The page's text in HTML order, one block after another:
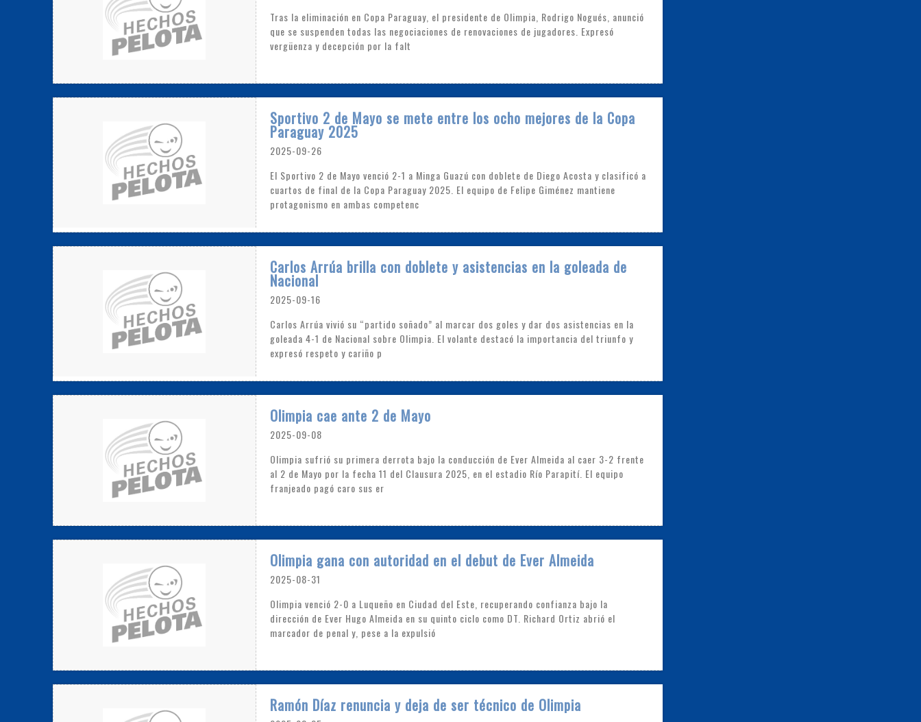
Tras la eliminación en Copa Paraguay, el presidente de Olimpia, Rodrigo Nogués, anunció
que se suspenden todas las negociaciones de renovaciones de jugadores. Expresó
vergüenza y decepción por la falt
Sportivo 2 de Mayo se mete entre los ocho mejores de la Copa
Paraguay 2025
2025-09-26
El Sportivo 2 de Mayo venció 2-1 a Minga Guazú con doblete de Diego Acosta y clasificó a
cuartos de final de la Copa Paraguay 2025. El equipo de Felipe Giménez mantiene
protagonismo en ambas competenc
Carlos Arrúa brilla con doblete y asistencias en la goleada de
Nacional
2025-09-16
Carlos Arrúa vivió su “partido soñado” al marcar dos goles y dar dos asistencias en la
goleada 4-1 de Nacional sobre Olimpia. El volante destacó la importancia del triunfo y
expresó respeto y cariño p
Olimpia cae ante 2 de Mayo
2025-09-08
Olimpia sufrió su primera derrota bajo la conducción de Ever Almeida al caer 3-2 frente
al 2 de Mayo por la fecha 11 del Clausura 2025, en el estadio Río Parapití. El equipo
franjeado pagó caro sus er
Olimpia gana con autoridad en el debut de Ever Almeida
2025-08-31
Olimpia venció 2-0 a Luqueño en Ciudad del Este, recuperando confianza bajo la
dirección de Ever Hugo Almeida en su quinto ciclo como DT. Richard Ortiz abrió el
marcador de penal y, pese a la expulsió
Ramón Díaz renuncia y deja de ser técnico de Olimpia